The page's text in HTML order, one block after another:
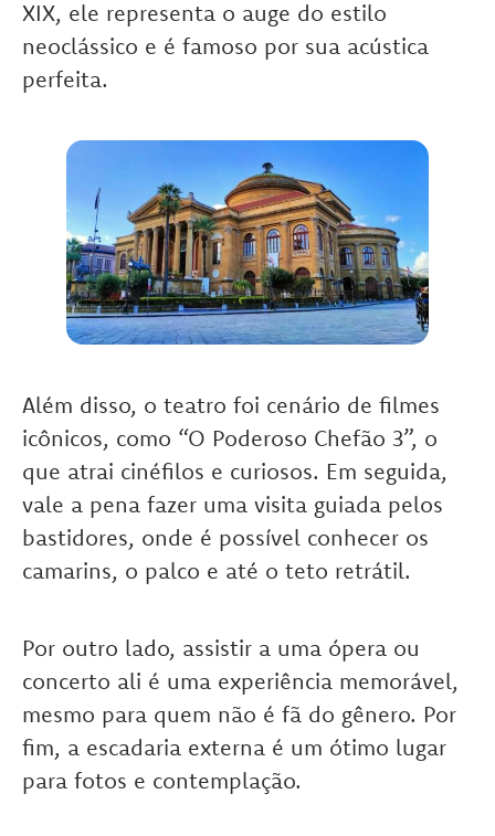
XIX, ele representa o auge do estilo
neoclássico e é famoso por sua acústica
perfeita.
Além disso, o teatro foi cenário de filmes
icônicos, como “O Poderoso Chefão 3”, o
que atrai cinéfilos e curiosos. Em seguida,
vale a pena fazer uma visita guiada pelos
bastidores, onde é possível conhecer os
camarins, o palco e até o teto retrátil.
Por outro lado, assistir a uma ópera ou
concerto ali é uma experiência memorável,
mesmo para quem não é fã do gênero. Por
fim, a escadaria externa é um ótimo lugar
para fotos e contemplação.